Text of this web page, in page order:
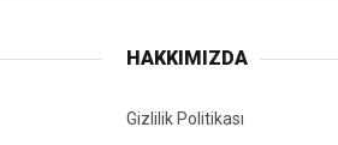
HAKKIMIZDA
Gizlilik Politikası